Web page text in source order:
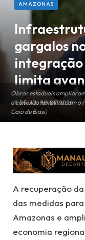
Obras estaduais
a conexão terrestre com o
Caio de Biasi)
AMAZONAS
gargalos
integração
limita
9 DE JULHO DE 2026
A recuperação
das medidas
Amazonas e
economia